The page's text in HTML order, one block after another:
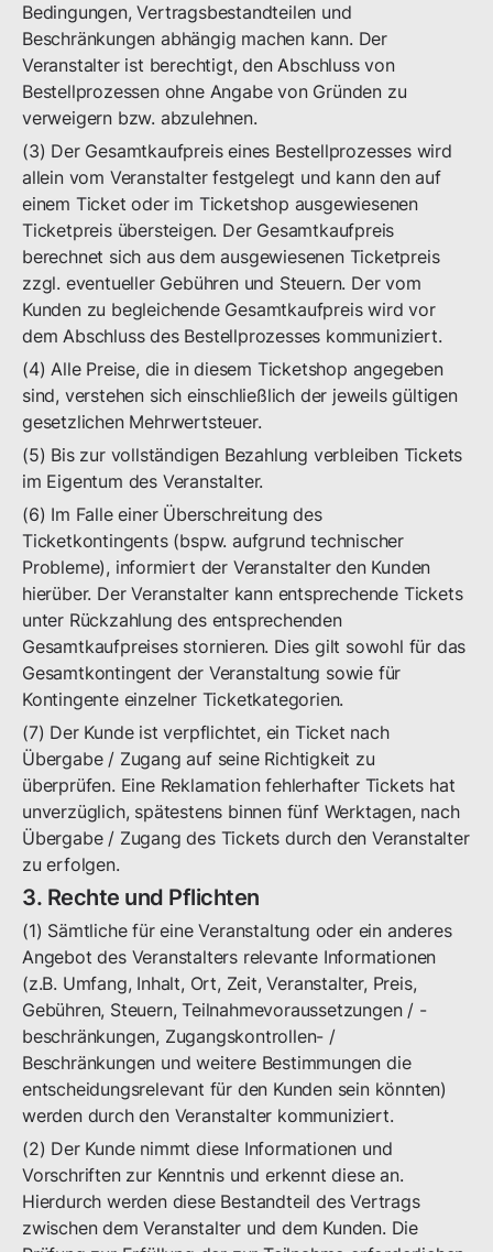
Bedingungen, Vertragsbestandteilen und
Beschränkungen abhängig machen kann. Der
Veranstalter ist berechtigt, den Abschluss von
Bestellprozessen ohne Angabe von Gründen zu
verweigern bzw. abzulehnen.
(3) Der Gesamtkaufpreis eines Bestellprozesses wird
allein vom Veranstalter festgelegt und kann den auf
einem Ticket oder im Ticketshop ausgewiesenen
Ticketpreis übersteigen. Der Gesamtkaufpreis
berechnet sich aus dem ausgewiesenen Ticketpreis
zzgl. eventueller Gebühren und Steuern. Der vom
Kunden zu begleichende Gesamtkaufpreis wird vor
dem Abschluss des Bestellprozesses kommuniziert.
(4) Alle Preise, die in diesem Ticketshop angegeben
sind, verstehen sich einschließlich der jeweils gültigen
gesetzlichen Mehrwertsteuer.
(5) Bis zur vollständigen Bezahlung verbleiben Tickets
im Eigentum des Veranstalter.
(6) Im Falle einer Überschreitung des
Ticketkontingents (bspw. aufgrund technischer
Probleme), informiert der Veranstalter den Kunden
hierüber. Der Veranstalter kann entsprechende Tickets
unter Rückzahlung des entsprechenden
Gesamtkaufpreises stornieren. Dies gilt sowohl für das
Gesamtkontingent der Veranstaltung sowie für
Kontingente einzelner Ticketkategorien.
(7) Der Kunde ist verpflichtet, ein Ticket nach
Übergabe / Zugang auf seine Richtigkeit zu
überprüfen. Eine Reklamation fehlerhafter Tickets hat
unverzüglich, spätestens binnen fünf Werktagen, nach
Übergabe / Zugang des Tickets durch den Veranstalter
zu erfolgen.
3. Rechte und Pflichten
(1) Sämtliche für eine Veranstaltung oder ein anderes
Angebot des Veranstalters relevante Informationen
(z.B. Umfang, Inhalt, Ort, Zeit, Veranstalter, Preis,
Gebühren, Steuern, Teilnahmevoraussetzungen / -
beschränkungen, Zugangskontrollen- /
Beschränkungen und weitere Bestimmungen die
entscheidungsrelevant für den Kunden sein könnten)
werden durch den Veranstalter kommuniziert.
(2) Der Kunde nimmt diese Informationen und
Vorschriften zur Kenntnis und erkennt diese an.
Hierdurch werden diese Bestandteil des Vertrags
zwischen dem Veranstalter und dem Kunden. Die